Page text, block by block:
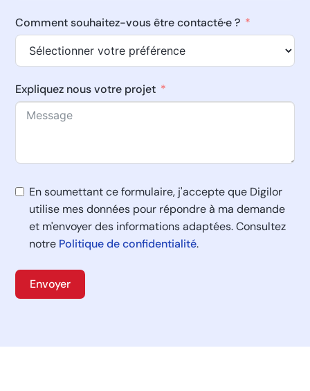
Comment souhaitez-vous être contacté·e ?
Expliquez nous votre projet
En soumettant ce formulaire, j'accepte que Digilor
utilise mes données pour répondre à ma demande
et m'envoyer des informations adaptées. Consultez
notre Politique de confidentialité.
Envoyer